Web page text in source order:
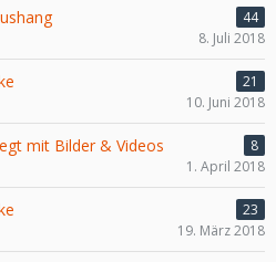
44
8. Juli 2018
21
10. Juni 2018
mit Bilder & Videos
8
1. April 2018
23
19. März 2018